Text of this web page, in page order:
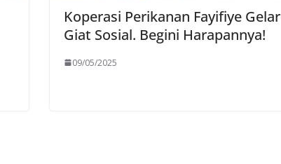
Koperasi Perikanan Fayifiye Gelar
Giat Sosial. Begini Harapannya!
09/05/2025